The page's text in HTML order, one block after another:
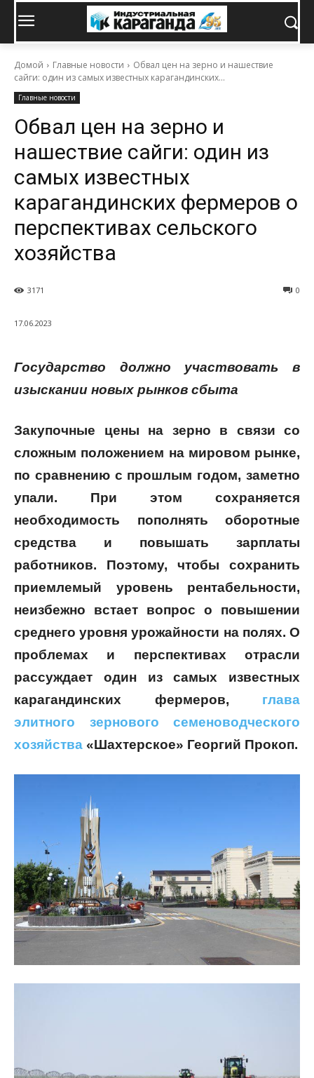
Домой Главные новости
Обвал цен на зерно и нашествие
сайги: один из самых известных карагандинских...
Главные новости
Обвал цен на зерно и
нашествие сайги: один из
самых известных
карагандинских фермеров о
перспективах сельского
хозяйства
0
3171
17.06.2023
Государство должно участвовать в
изыскании новых рынков сбыта
Закупочные цены на зерно в связи со
сложным положением на мировом рынке,
по сравнению с прошлым годом, заметно
упали. При этом сохраняется
необходимость пополнять оборотные
средства и повышать зарплаты
работников. Поэтому, чтобы сохранить
приемлемый уровень рентабельности,
неизбежно встает вопрос о повышении
среднего уровня урожайности на полях. О
проблемах и перспективах отрасли
рассуждает один из самых известных
карагандинских фермеров, глава
элитного зернового семеноводческого
хозяйства «Шахтерское» Георгий Прокоп.